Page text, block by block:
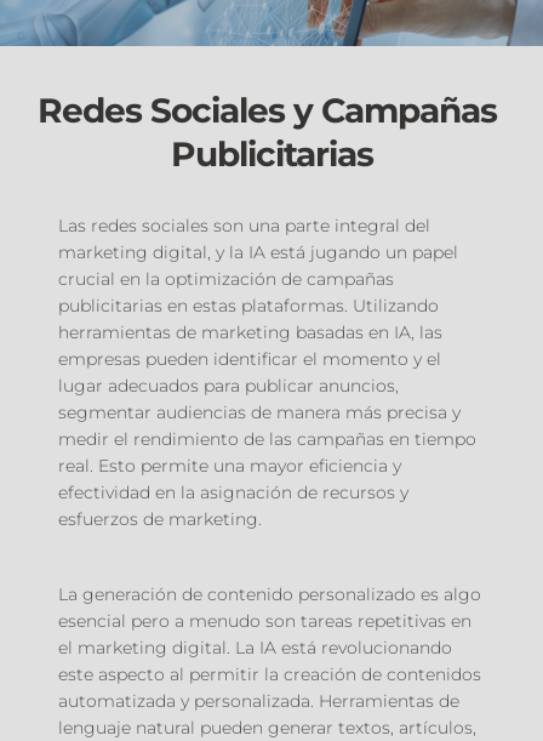
Redes Sociales y Campañas
Publicitarias
Las redes sociales son una parte integral del
marketing digital, y la IA está jugando un papel
crucial en la optimización de campañas
publicitarias en estas plataformas. Utilizando
herramientas de marketing basadas en IA, las
empresas pueden identificar el momento y el
lugar adecuados para publicar anuncios,
segmentar audiencias de manera más precisa y
medir el rendimiento de las campañas en tiempo
real. Esto permite una mayor eficiencia y
efectividad en la asignación de recursos y
esfuerzos de marketing.
La generación de contenido personalizado es algo
esencial pero a menudo son tareas repetitivas en
el marketing digital. La IA está revolucionando
este aspecto al permitir la creación de contenidos
automatizada y personalizada. Herramientas de
lenguaje natural pueden generar textos, artículos,